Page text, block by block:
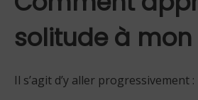
solitude à mon
Il s’agit d’y aller progressivement :